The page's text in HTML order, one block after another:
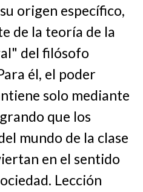
origen específico,
de la teoría de la
del filósofo
él, el poder
solo mediante
que los
mundo de la clase
en el sentido
Lección